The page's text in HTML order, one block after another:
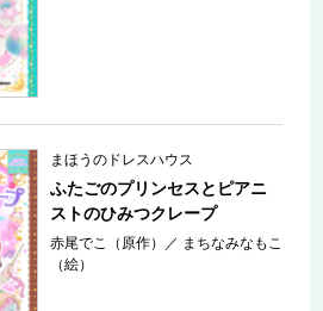
まほうのドレスハウス
ふたごのプリンセスとピアニ
ストのひみつクレープ
赤尾でこ（原作） ／ まちなみなもこ
（絵）